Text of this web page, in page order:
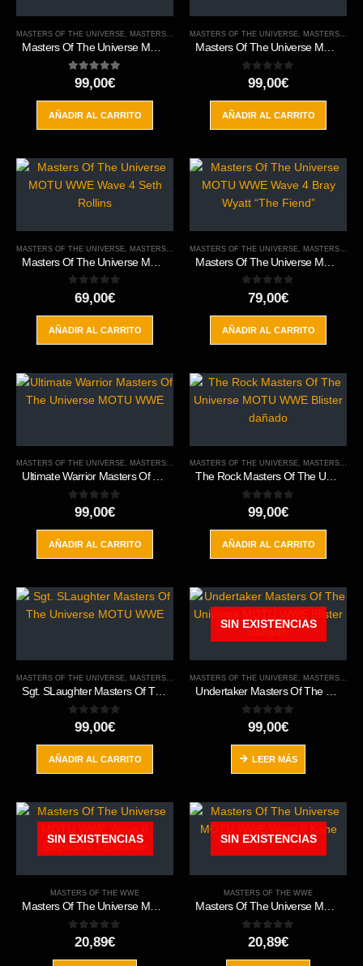
MASTERS OF THE UNIVERSE MASTERS OF THE WWE ,ORIGINS
5.00out of 5
99,00€
AÑADIR AL CARRITO
MASTERS OF THE UNIVERSE MASTERS OF THE WWE
out of 5
99,00€
AÑADIR AL CARRITO
MASTERS OF THE UNIVERSE MASTERS OF THE WWE ,ORIGINS
out of 5
69,00€
AÑADIR AL CARRITO
MASTERS OF THE UNIVERSE MASTERS OF THE WWE
out of 5
79,00€
AÑADIR AL CARRITO
MASTERS OF THE UNIVERSE, MASTERS OF THE WWE ,ORIGINS
Ultimate Warrior Masters Of The Universe MOTU WWE
out of 5
99,00€
AÑADIR AL CARRITO
MASTERS OF THE UNIVERSE, MASTERS OF THE WWE
The Rock Masters Of The Universe MOTU WWE Blister dañado
out of 5
99,00€
AÑADIR AL CARRITO
MASTERS OF THE UNIVERSE, MASTERS OF THE WWE ,ORIGINS
Sgt. SLaughter Masters Of The Universe MOTU WWE
out of 5
99,00€
AÑADIR AL CARRITO
SIN EXISTENCIAS
MASTERS OF THE UNIVERSE, MASTERS OF THE WWE
Undertaker Masters Of The Universe MOTU WWE Blister dañado
out of 5
99,00€
LEER MÁS
SIN EXISTENCIAS
MASTERS OF THE WWE
out of 5
20,89€
SIN EXISTENCIAS
MASTERS OF THE WWE
out of 5
20,89€